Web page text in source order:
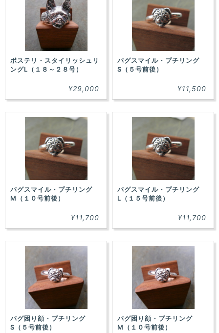
ボステリ・スタイリッシュリ
ングL（１８～２８号）
¥29,000
パグスマイル・プチリング
S（５号前後）
¥11,500
パグスマイル・プチリング
M（１０号前後）
¥11,700
パグスマイル・プチリング
L（１５号前後）
¥11,700
パグ困り顔・プチリング
S（５号前後）
パグ困り顔・プチリング
M（１０号前後）